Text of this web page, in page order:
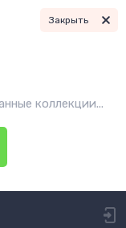
коллекции...
Закрыть